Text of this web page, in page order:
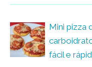
Mini pizza
fácil e